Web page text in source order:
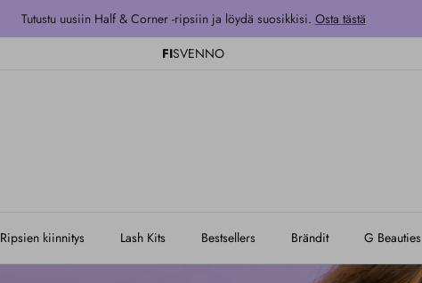
Tutustu uusiin Half & Corner -ripsiin ja löydä suosikkisi. Osta tästä
FISVENNO
Ripsien kiinnitys Lash Kits Bestsellers Brändit G Beauties